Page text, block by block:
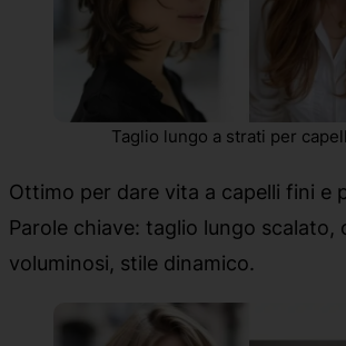
Taglio lungo a strati per
Ottimo per dare vita a capelli fini e
Parole chiave: taglio lungo scalato,
voluminosi, stile dinamico.